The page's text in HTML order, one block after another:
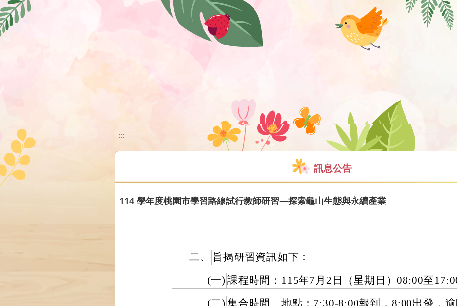
移至網頁之主要內容區位置
:::
訊息公告
114 學年度桃園市學習路線試行教師研習—探索龜山生態與永續產業
二、
旨揭研習資訊如下：
(一) 課程時間：115年7月2日（星期日）08:00至
(二) 集合時間、地點：7:30-8:00報到，8:00出發，